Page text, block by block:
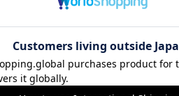
ます